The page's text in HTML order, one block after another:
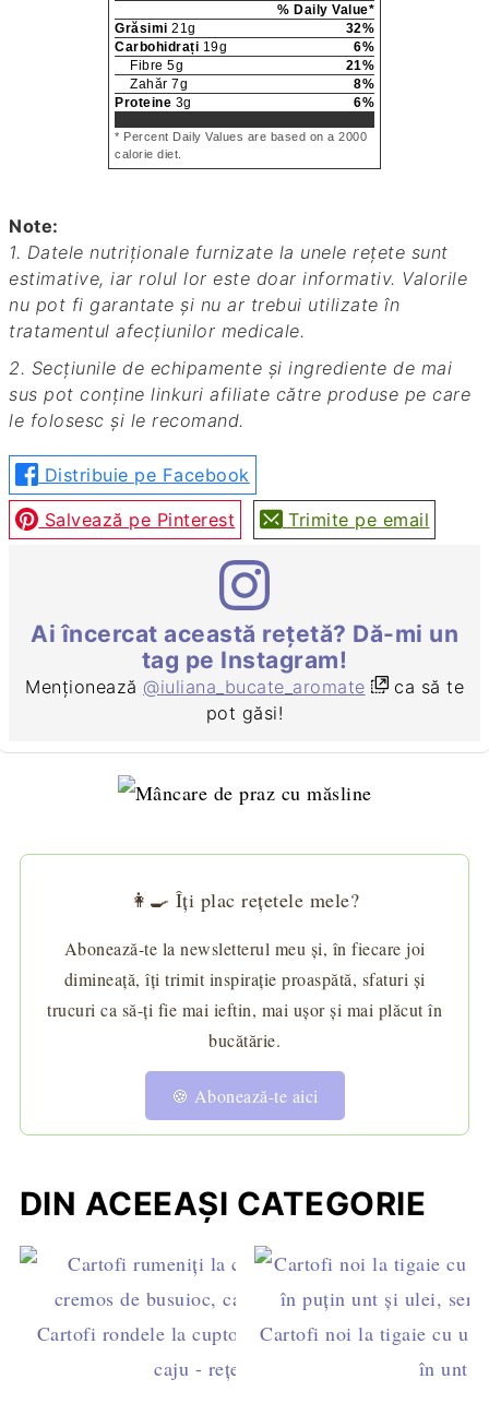
% Daily Value*
Grăsimi 21 g 32%
Carbohidrați 19g 6%
Fibre 5g 21%
Zahăr 7g 8%
Proteine 3g 6%
* Percent Daily Values are based on a 2000
calorie diet.
Note:
1. Datele nutriționale furnizate la unele rețete sunt
estimative, iar rolul lor este doar informativ. Valorile
nu pot fi garantate și nu ar trebui utilizate în
tratamentul afecțiunilor medicale.
2. Secțiunile de echipamente și ingrediente de mai
sus pot conține linkuri afiliate către produse pe care
le folosesc și le recomand.
Distribuie pe Facebook
Salvează pe Pinterest Trimite pe email
Ai încercat această rețetă? Dă-mi un
tag pe Instagram!
Menționează @iuliana_bucate_aromate
ca să te
pot găsi!
👩‍🍳 Îți plac rețetele mele?
Abonează-te la newsletterul meu și, în fiecare joi
dimineață, îți trimit inspirație proaspătă, sfaturi și
trucuri ca să-ți fie mai ieftin, mai ușor și mai plăcut în
bucătărie.
🍪 Abonează-te aici
DIN ACEEAȘI CATEGORIE
Cartofi rondele la cuptor cu pesto de busuioc și
caju - rețetă de post
Cartofi noi la tigaie cu
în unt